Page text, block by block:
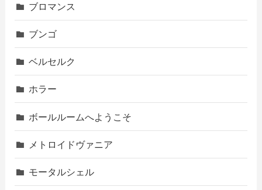
ブロマンス
ブンゴ
ベルセルク
ホラー
ボールルームへようこそ
メトロイドヴァニア
モータルシェル